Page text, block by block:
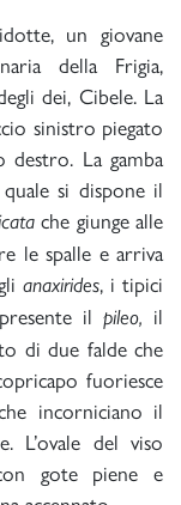
un giovane
della Frigia,
dei, Cibele. La
sinistro piegato
La gamba
si dispone il
che giunge alle
le spalle e arriva
anaxirides, i tipici
il pileo, il
di due falde che
fuoriesce
incorniciano il
L’ovale del viso
gote piene e